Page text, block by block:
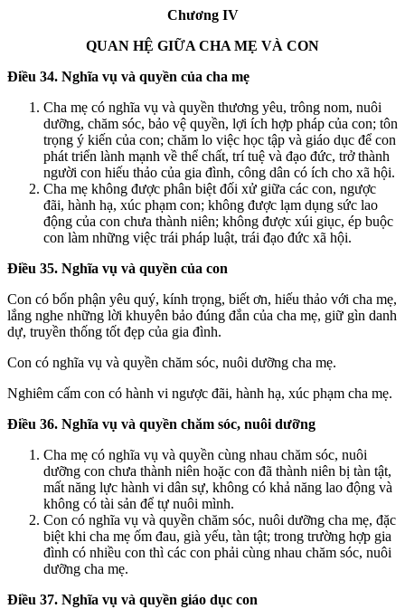
Chương IV
QUAN HỆ GIỮA CHA MẸ VÀ CON
Điều 34. Nghĩa vụ và quyền của cha mẹ
Cha mẹ có nghĩa vụ và quyền thương yêu, trông nom, nuôi
dưỡng, chăm sóc, bảo vệ quyền, lợi ích hợp pháp của con; tôn
trọng ý kiến của con; chăm lo việc học tập và giáo dục để con
phát triển lành mạnh về thể chất, trí tuệ và đạo đức, trở thành
người con hiếu thảo của gia đình, công dân có ích cho xã hội.
Cha mẹ không được phân biệt đối xử giữa các con, ngược
đãi, hành hạ, xúc phạm con; không được lạm dụng sức lao
động của con chưa thành niên; không được xúi giục, ép buộc
con làm những việc trái pháp luật, trái đạo đức xã hội.
Điều 35. Nghĩa vụ và quyền của con
Con có bổn phận yêu quý, kính trọng, biết ơn, hiếu thảo với cha mẹ,
lắng nghe những lời khuyên bảo đúng đắn của cha mẹ, giữ gìn danh
dự, truyền thống tốt đẹp của gia đình.
Con có nghĩa vụ và quyền chăm sóc, nuôi dưỡng cha mẹ.
Nghiêm cấm con có hành vi ngược đãi, hành hạ, xúc phạm cha mẹ.
Điều 36. Nghĩa vụ và quyền chăm sóc, nuôi dưỡng
Cha mẹ có nghĩa vụ và quyền cùng nhau chăm sóc, nuôi
dưỡng con chưa thành niên hoặc con đã thành niên bị tàn tật,
mất năng lực hành vi dân sự, không có khả năng lao động và
không có tài sản để tự nuôi mình.
Con có nghĩa vụ và quyền chăm sóc, nuôi dưỡng cha mẹ, đặc
biệt khi cha mẹ ốm đau, già yếu, tàn tật; trong trường hợp gia
đình có nhiều con thì các con phải cùng nhau chăm sóc, nuôi
dưỡng cha mẹ.
Điều 37. Nghĩa vụ và quyền giáo dục con